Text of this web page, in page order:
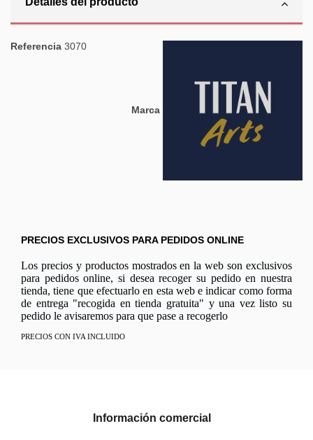
Marca
Referencia 3070
PRECIOS EXCLUSIVOS PARA PEDIDOS ONLINE
Los precios y productos mostrados en la web son exclusivos
para pedidos online, si desea recoger su pedido en nuestra
tienda, tiene que efectuarlo en esta web e indicar como forma
de entrega "recogida en tienda gratuita" y una vez listo su
pedido le avisaremos para que pase a recogerlo
PRECIOS CON IVA INCLUIDO
Información comercial